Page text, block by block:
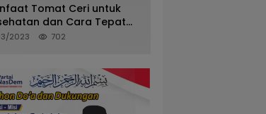
Tomat Ceri untuk
dan Cara Tepat
2023 702